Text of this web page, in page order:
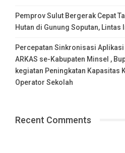
Pemprov Sulut Bergerak Cepat
Hutan di Gunung Soputan, Lintas
Percepatan Sinkronisasi
ARKAS se-Kabupaten Minsel ,
kegiatan Peningkatan Kapasitas
Operator Sekolah
Recent Comments